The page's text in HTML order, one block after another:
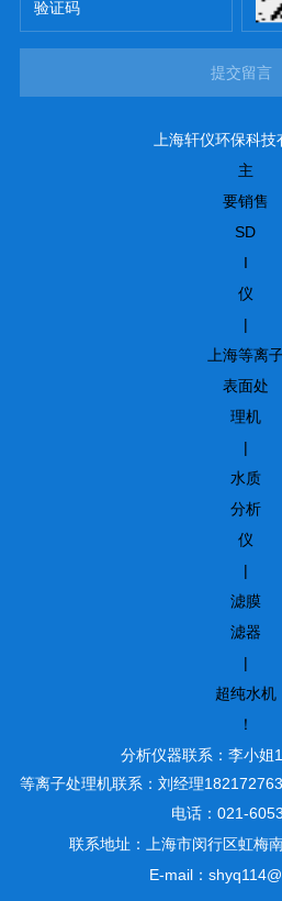
提交留言
上海轩仪环保科技
主
要销售
SD
I
仪
|
上海等离
表面处
理机
|
水质
分析
仪
|
滤膜
滤器
|
超纯水机
！
分析仪器联系：李小姐
等离子处理机联系：刘经理
电话：021-
联系地址：上海市闵行区虹梅
E-mail：